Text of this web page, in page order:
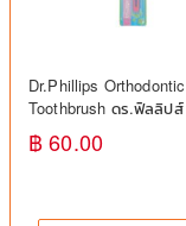
Dr.Phillips Orthodontic
Toothbrush ดร.ฟิลลิปส์
แปรงสีฟันสำหรับผู้จัดฟัน
฿ 60.00